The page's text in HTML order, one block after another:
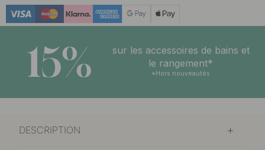
Laiton brossé
Noir mat 6.50 €
15%
sur les accessoires de bains et
le rangement*
*Hors nouveautés
DESCRIPTION